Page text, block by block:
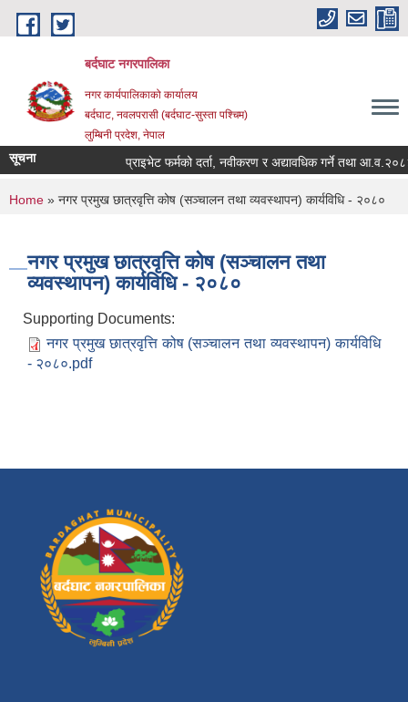
Skip to main content
बर्दघाट नगरपालिका
नगर कार्यपालिकाको कार्यालय
बर्दघाट, नवलपरासी (बर्दघाट-सुस्ता पश्चिम)
लुम्बिनी प्रदेश, नेपाल
सूचना प्राइभेट फर्मको दर्ता, नवीकरण र अद्यावधिक गर्ने तथा
You are here
Home » नगर प्रमुख छात्रवृत्ति कोष (सञ्चालन तथा व्यवस्थापन) कार्यविधि - २०८०
नगर प्रमुख छात्रवृत्ति कोष (सञ्चालन तथा
व्यवस्थापन) कार्यविधि - २०८०
Supporting Documents:
नगर प्रमुख छात्रवृत्ति कोष (सञ्चालन तथा व्यवस्थापन) कार्यविधि
- २०८०.pdf